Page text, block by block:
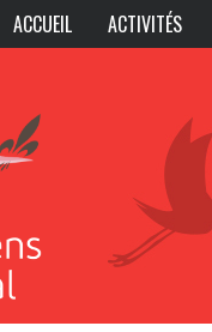
ACCUEIL ACTIVITÉS